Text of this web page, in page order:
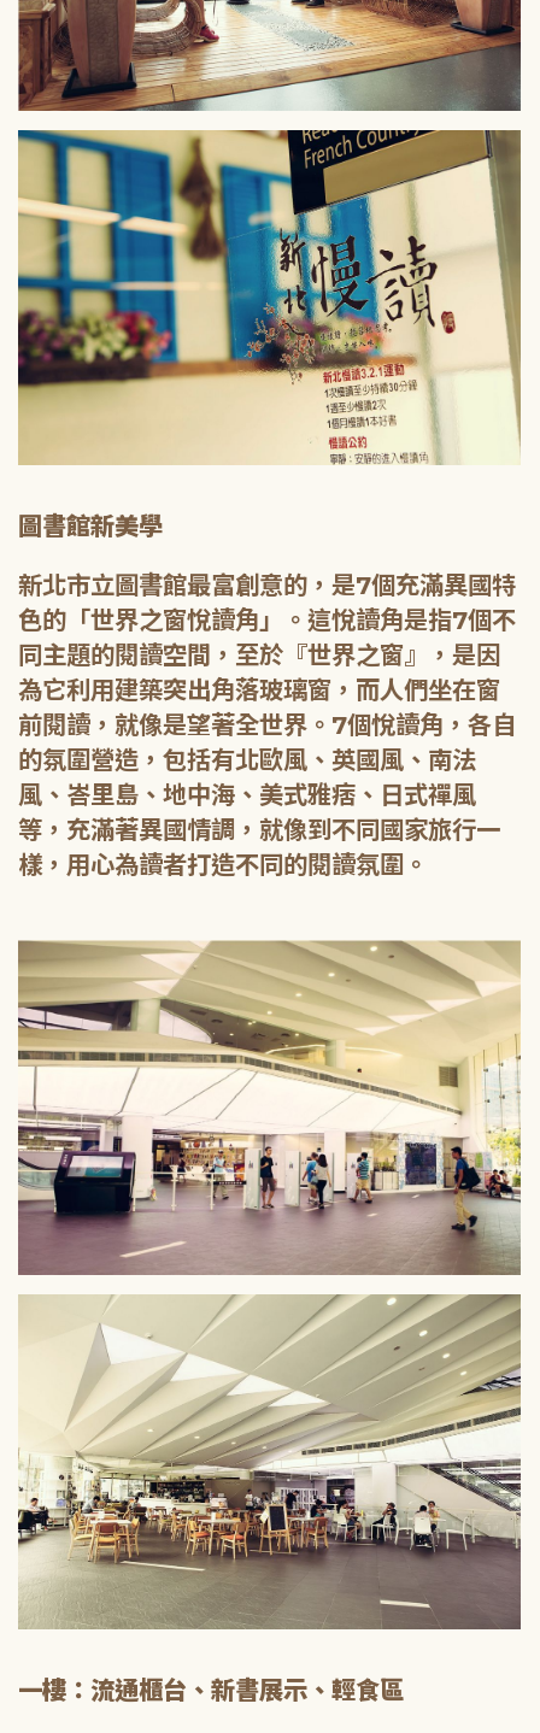
圖書館新美學
新北市立圖書館最富創意的，是7個充滿異國特
色的「世界之窗悅讀角」。這悅讀角是指7個不
同主題的閱讀空間，至於『世界之窗』，是因
為它利用建築突出角落玻璃窗，而人們坐在窗
前閱讀，就像是望著全世界。7個悅讀角，各自
的氛圍營造，包括有北歐風、英國風、南法
風、峇里島、地中海、美式雅痞、日式禪風
等，充滿著異國情調，就像到不同國家旅行一
樣，用心為讀者打造不同的閱讀氛圍。
一樓：流通櫃台、新書展示、輕食區